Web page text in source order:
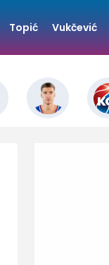
Topić Vukčević